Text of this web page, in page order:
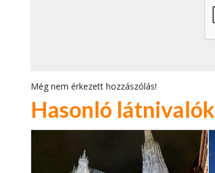
Még nem érkezett hozzászólás!
Hasonló látnivalók